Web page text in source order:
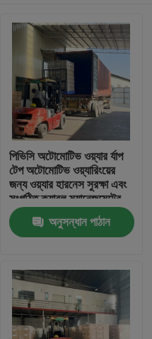
পিভিসি অটোমোটিভ ওয়্যার র্যাপ
টেপ অটোমোটিভ ওয়্যারিংয়ের
জন্য ওয়্যার হারনেস সুরক্ষা এবং
সংগঠিত ক্যাবল ম্যানেজমেন্টের
জন্য ডিজাইন করা হয়েছে
অনুসন্ধান পাঠান